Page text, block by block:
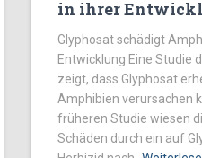
in ihrer
Glyphosat schädigt
Entwicklung Eine Studie
zeigt, dass Glyphosat
Amphibien verursachen
früheren Studie wiesen
Schäden durch ein auf